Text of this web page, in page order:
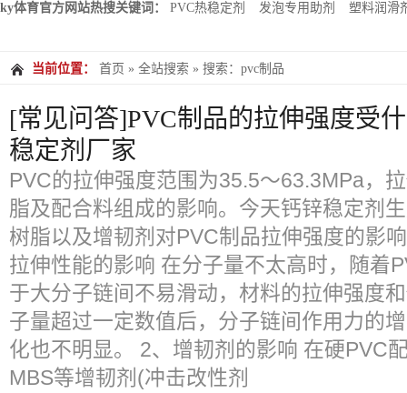
ky体育官方网站热搜关键词： PVC热稳定剂 发泡专用助剂 塑料润滑
当前位置： 首页 » 全站搜索 » 搜索：pvc制品
[常见问答]PVC制品的拉伸强度受
稳定剂厂家
PVC的拉伸强度范围为35.5～63.3MPa，
脂及配合料组成的影响。今天钙锌稳定剂
树脂以及增韧剂对PVC制品拉伸强度的影
拉伸性能的影响 在分子量不太高时，随着
于大分子链间不易滑动，材料的拉伸强度
子量超过一定数值后，分子链间作用力的
化也不明显。 2、增韧剂的影响 在硬PVC
MBS等增韧剂(冲击改性剂